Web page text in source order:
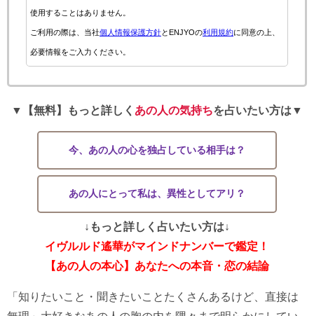
使用することはありません。
ご利用の際は、当社個人情報保護方針とENJYOの利用規約に同意の上、
必要情報をご入力ください。
▼【無料】もっと詳しく あの人の気持ちを占いたい方は▼
今、あの人の心を独占している相手は？
あの人にとって私は、異性としてアリ？
↓もっと詳しく占いたい方は↓
イヴルルド遙華がマインドナンバーで鑑定！
【あの人の本心】あなたへの本音・恋の結論
「知りたいこと・聞きたいことたくさんあるけど、直接は